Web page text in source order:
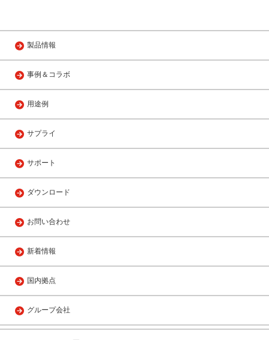
製品情報
事例＆コラボ
用途例
サプライ
サポート
ダウンロード
お問い合わせ
新着情報
国内拠点
グループ会社